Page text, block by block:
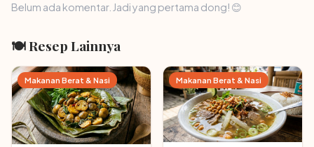
Belum ada komentar. Jadi yang pertama dong! 😊
🍽 Resep Lainnya
Makanan Berat & Nasi Makanan Berat & Nasi